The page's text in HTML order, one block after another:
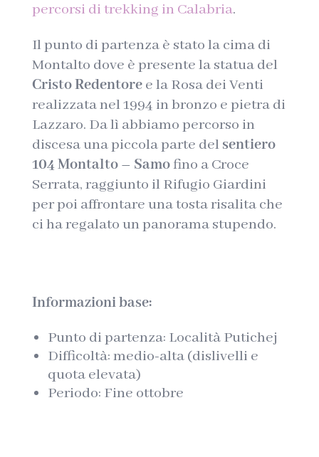
percorsi di trekking in Calabria.
Il punto di partenza è stato la cima di
Montalto dove è presente la statua del
Cristo Redentoree la Rosa dei Venti
realizzata nel 1994 in bronzo e pietra di
Lazzaro. Da lì abbiamo percorso in
discesa una piccola parte del sentiero
104 Montalto – Samofino a Croce
Serrata, raggiunto il Rifugio Giardini
per poi affrontare una tosta risalita che
ci ha regalato un panorama stupendo.
Informazioni base:
Punto di partenza: Località Putichej
Difficoltà: medio-alta (dislivelli e
quota elevata)
Periodo: Fine ottobre